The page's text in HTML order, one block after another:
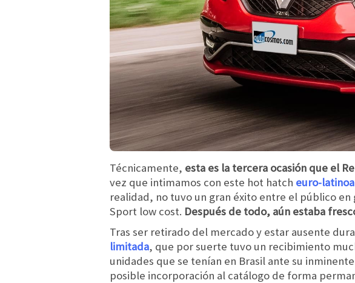
Técnicamente, esta es la tercera ocasión que el
vez que intimamos con este hot hatch euro-
realidad, no tuvo un gran éxito entre el público
Sport low cost. Después de todo, aún estaba
Tras ser retirado del mercado y estar ausente
limitada, que por suerte tuvo un recibimiento
unidades que se tenían en Brasil ante su
posible incorporación al catálogo de forma